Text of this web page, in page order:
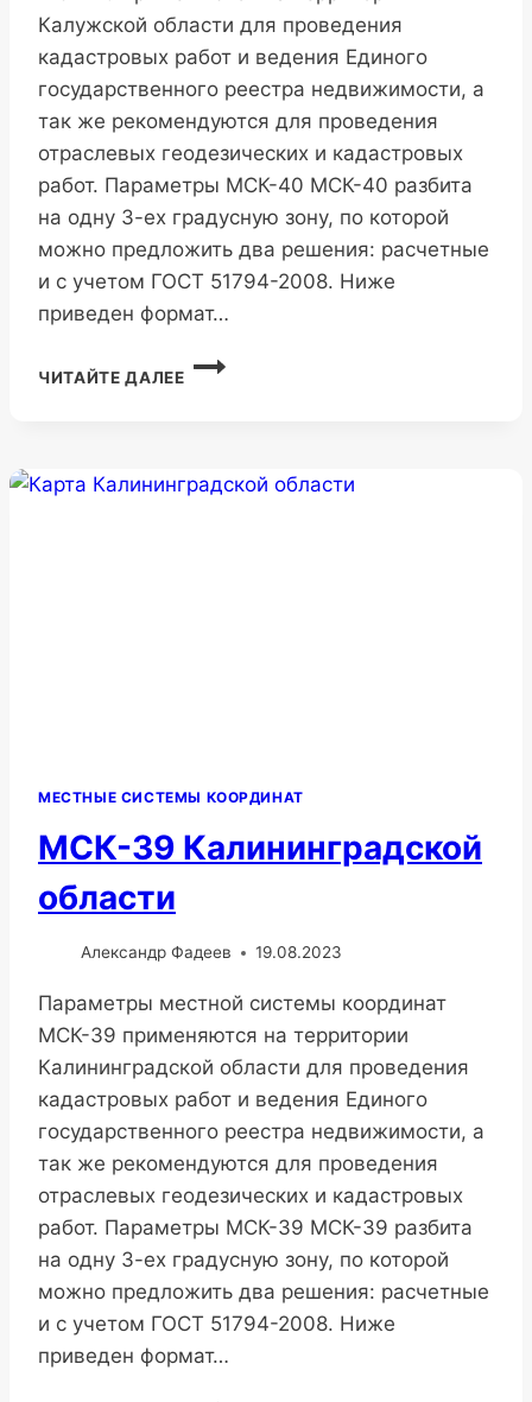
Калужской области для проведения
кадастровых работ и ведения Единого
государственного реестра недвижимости, а
так же рекомендуются для проведения
отраслевых геодезических и кадастровых
работ. Параметры МСК-40 МСК-40 разбита
на одну 3-ех градусную зону, по которой
можно предложить два решения: расчетные
и с учетом ГОСТ 51794-2008. Ниже
приведен формат…
ЧИТАЙТЕ ДАЛЕЕ
МСК-40
КАЛУЖСКОЙ
МЕСТНЫЕ СИСТЕМЫ КООРДИНАТ
МСК-39 Калининградской
области
Александр Фадеев 19.08.2023
Параметры местной системы координат
МСК-39 применяются на территории
Калининградской области для проведения
кадастровых работ и ведения Единого
государственного реестра недвижимости, а
так же рекомендуются для проведения
отраслевых геодезических и кадастровых
работ. Параметры МСК-39 МСК-39 разбита
на одну 3-ех градусную зону, по которой
можно предложить два решения: расчетные
и с учетом ГОСТ 51794-2008. Ниже
приведен формат…